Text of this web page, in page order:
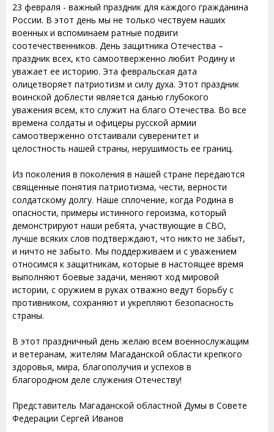
23 февраля - важный праздник для каждого гражданина
России. В этот день мы не только чествуем наших
военных и вспоминаем ратные подвиги
соотечественников. День защитника Отечества –
праздник всех, кто самоотверженно любит Родину и
уважает ее историю. Эта февральская дата
олицетворяет патриотизм и силу духа. Этот праздник
воинской доблести является данью глубокого
уважения всем, кто служит на благо Отечества. Во все
времена солдаты и офицеры русской армии
самоотверженно отстаивали суверенитет и
целостность нашей страны, нерушимость ее границ.
Из поколения в поколения в нашей стране передаются
священные понятия патриотизма, чести, верности
солдатскому долгу. Наше сплочение, когда Родина в
опасности, примеры истинного героизма, который
демонстрируют наши ребята, участвующие в СВО,
лучше всяких слов подтверждают, что никто не забыт,
и ничто не забыто. Мы поддерживаем и с уважением
относимся к защитникам, которые в настоящее время
выполняют боевые задачи, меняют ход мировой
истории, с оружием в руках отважно ведут борьбу с
противником, сохраняют и укрепляют безопасность
страны.
В этот праздничный день желаю всем военнослужащим
и ветеранам, жителям Магаданской области крепкого
здоровья, мира, благополучия и успехов в
благородном деле служения Отечеству!
Представитель Магаданской областной Думы в Совете
Федерации Сергей Иванов